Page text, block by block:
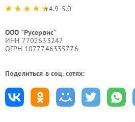
4.9-5.0
ООО "Русервис"
ИНН 7702633247
ОГРН 1077746335776
Поделиться в соц. сетях: